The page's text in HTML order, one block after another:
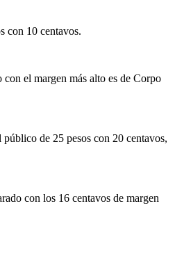
con 10 centavos.
el margen más alto es de Corpo
de 25 pesos con 20 centavos,
con los 16 centavos de margen